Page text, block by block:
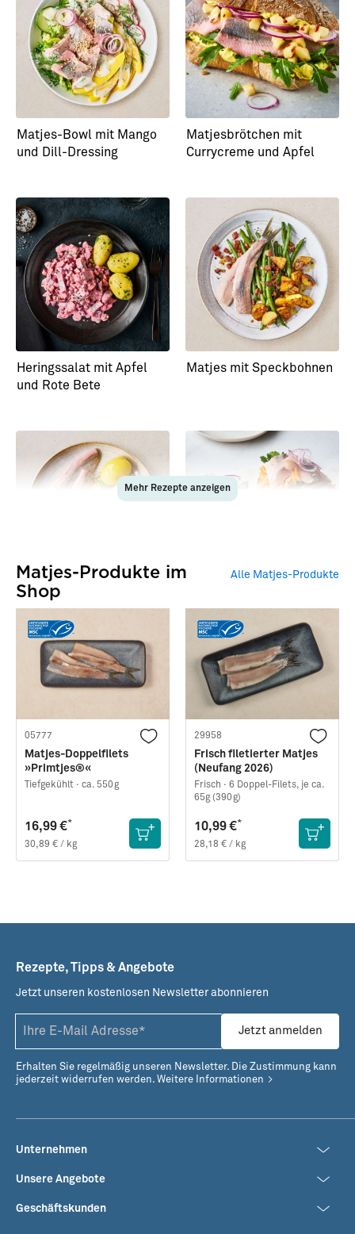
Matjes-Bowl mit Mango
und Dill-Dressing
Matjesbrötchen mit
Currycreme und Apfel
Heringssalat mit Apfel
und Rote Bete
Matjes mit Speckbohnen
Matjes mit Kräutersauce
Möhre und Miso-Butter
Mehr Rezepte anzeigen
Matjes-Produkte im
Shop
Alle Matjes-Produkte
05777
Matjes-Doppelfilets
»Primtjes®«
Tiefgekühlt · ca. 550g
16,99 €*
30,89 € / kg
29958
Frisch filetierter Matjes
(Neufang 2026)
Frisch · 6 Doppel-Filets, je ca.
65g (390g)
10,99 €*
28,18 € / kg
Unternehmen
Unsere Angebote
Geschäftskunden
Rezepte, Tipps & Angebote
Jetzt unseren kostenlosen Newsletter abonnieren
Jetzt anmelden
Erhalten Sie regelmäßig unseren Newsletter. Die Zustimmung kann
jederzeit widerrufen werden. Weitere Informationen